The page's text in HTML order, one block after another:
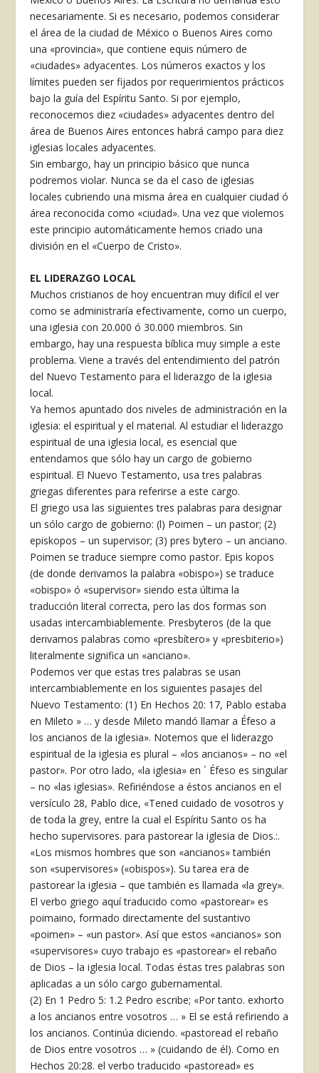
necesariamente. Si es necesario, podemos considerar
el área de la ciudad de México o Buenos Aires como
una «provincia», que contiene equis número de
«ciudades» adyacentes. Los números exactos y los
límites pueden ser fijados por requerimientos prácticos
bajo la guía del Espíritu Santo. Si por ejemplo,
reconocemos diez «ciudades» adyacentes dentro del
área de Buenos Aires entonces habrá campo para diez
iglesias locales adyacentes.
Sin embargo, hay un principio básico que nunca
podremos violar. Nunca se da el caso de iglesias
locales cubriendo una misma área en cualquier ciudad ó
área reconocida como «ciudad». Una vez que violemos
este principio automáticamente hemos criado una
división en el «Cuerpo de Cristo».
EL LIDERAZGO LOCAL
Muchos cristianos de hoy encuentran muy difícil el ver
como se administraría efectivamente, como un cuerpo,
una iglesia con 20.000 ó 30.000 miembros. Sin
embargo, hay una respuesta bíblica muy simple a este
problema. Viene a través del entendimiento del patrón
del Nuevo Testamento para el liderazgo de la iglesia
local.
Ya hemos apuntado dos niveles de administración en la
iglesia: el espiritual y el material. Al estudiar el liderazgo
espiritual de una iglesia local, es esencial que
entendamos que sólo hay un cargo de gobierno
espiritual. El Nuevo Testamento, usa tres palabras
griegas diferentes para referirse a este cargo.
El griego usa las siguientes tres palabras para designar
un sólo cargo de gobierno: (l) Poimen – un pastor; (2)
episkopos – un supervisor; (3) pres­ bytero – un anciano.
Poimen se traduce siempre como pastor. Epis­ kopos
(de donde derivamos la palabra «obispo») se traduce
«obispo» ó «supervisor» siendo esta última la
traducción literal correcta, pero las dos formas son
usadas intercambiablemente. Presbyteros (de la que
derivamos palabras como «presbítero» y «presbiterio»)
literalmente significa un «anciano».
Podemos ver que estas tres palabras se usan
intercambiablemente en los siguientes pasajes del
Nuevo Testamento: (1) En Hechos 20: 17, Pablo estaba
en Mileto » … y desde Mileto mandó llamar a Éfeso a
los ancianos de la iglesia». Notemos que el liderazgo
espiritual de la iglesia es plural – «los ancianos» – no «el
pastor». Por otro lado, «la iglesia» en ´ Éfeso es singular
– no «las iglesias». Refiriéndose a éstos ancianos en el
versículo 28, Pablo dice, «Tened cuidado de vosotros y
de toda la grey, entre la cual el Espíritu Santo os ha
hecho supervisores. para pastorear la iglesia de Dios.:.
«Los mismos hombres que son «ancianos» también
son «supervisores» («obispos»). Su tarea era de
pastorear la iglesia – que también es llamada «la grey».
El verbo griego aquí traducido como «pastorear» es
poimaino, formado directamente del sustantivo
«poimen» – «un pastor». Así que estos «ancianos» son
«supervisores» cuyo trabajo es «pastorear» el rebaño
de Dios – la iglesia local. Todas éstas tres palabras son
aplicadas a un sólo cargo gubernamental.
(2) En 1 Pedro 5: 1.2 Pedro escribe; «Por tanto. exhorto
a los ancianos entre vosotros … » El se está refiriendo a
los ancianos. Continúa diciendo. «pastoread el rebaño
de Dios entre vosotros … » (cuidando de él). Como en
Hechos 20:28. el verbo traducido «pastoread» es